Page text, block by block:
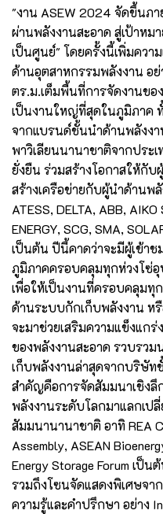
"งาน ASEW 2024 จัดขึ้นภา
ผ่านพลังงานสะอาด สู่เป้าหม
เป็นศูนย์" โดยครั้งนี้เพิ่มควา
ด้านอุตสาหกรรมพลังงาน อ
ตร.ม.เต็มพื้นที่การจัดงานข
เป็นงานใหญ่ที่สุดในภูมิภาค
จากแบรนด์ชั้นนำด้านพลังงา
พาวิเลียนนานาชาติจากประ
ยั่งยืน ร่วมสร้างโอกาสให้กับ
สร้างเครือข่ายกับผู้นำด้านพ
ATESS, DELTA, ABB,
ENERGY, SCG, SMA,
เป็นต้น ปีนี้คาดว่าจะมีผู้เข้า
ภูมิภาคครอบคลุมทุกห่วงโซ่
เพื่อให้เป็นงานที่ครอบคลุมทุ
ด้านระบบกักเก็บพลังงาน หรื
จะมาช่วยเสริมความแข็งแก
ของพลังงานสะอาด รวบรว
เก็บพลังงานล่าสุดจากบริษัท
สำคัญคือการจัดสัมมนาเชิง
พลังงานระดับโลกมาแลกเป
สัมมนานานาชาติ อาทิ REA
Assembly, ASEAN
Energy Storage Forum เป็
รวมถึงโซนจัดแสดงพิเศษจ
ความรู้และคำปรึกษา อย่าง